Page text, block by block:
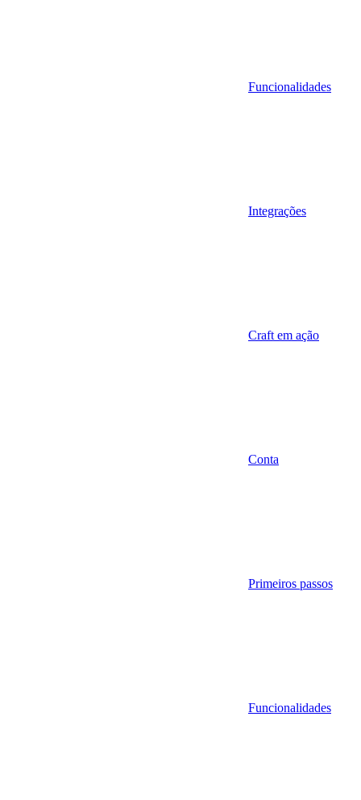
Funcionalidades
Integrações
Craft em ação
Conta
Primeiros passos
Funcionalidades